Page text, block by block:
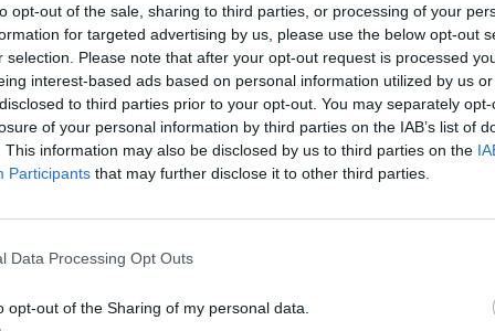
opt-out of the sale, sharing to third parties, or processing of your
for targeted advertising by us, please use the below opt-out
selection. Please note that after your opt-out request is processed
interest-based ads based on personal information utilized by us
to third parties prior to your opt-out. You may separately
of your personal information by third parties on the IAB’s list of
This information may also be disclosed by us to third parties on the
Participants that may further disclose it to other third parties.
Data Processing Opt Outs
opt-out of the Sharing of my personal data.
suchu zvýšil
počet pracovníků, kteří se
o zalévání stromů a zeleně.
nejvíc trpí břízy a smrky.
nutnosti zavlažovat letos i
před několika lety by
za den, teď je to zhruba
aktivity v oblasti